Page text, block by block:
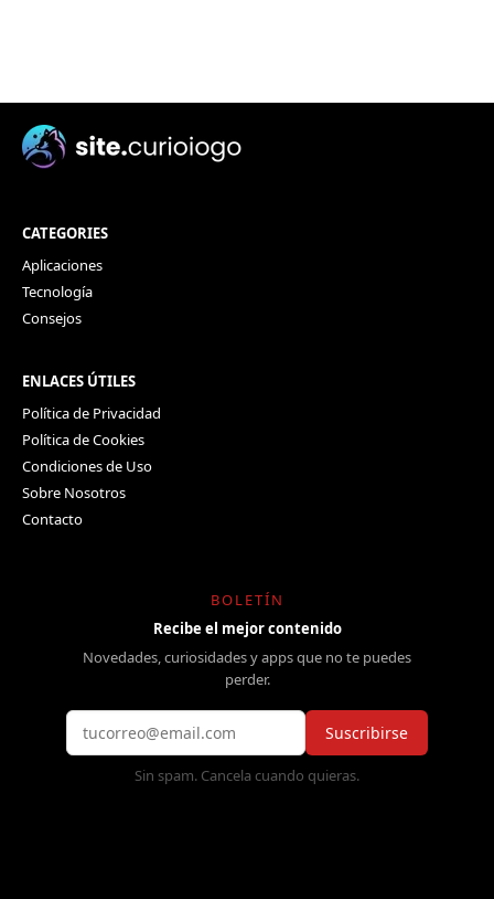
CATEGORIES
Aplicaciones
Tecnología
Consejos
ENLACES ÚTILES
Política de Privacidad
Política de Cookies
Condiciones de Uso
Sobre Nosotros
Contacto
BOLETÍN
Recibe el mejor contenido
Novedades, curiosidades y apps que no te puedes
perder.
Suscribirse
Sin spam. Cancela cuando quieras.